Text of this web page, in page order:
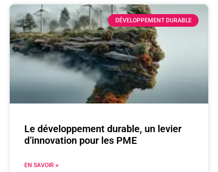
DÉVELOPPEMENT DURABLE
Le développement durable, un levier
d’innovation pour les PME
EN SAVOIR +